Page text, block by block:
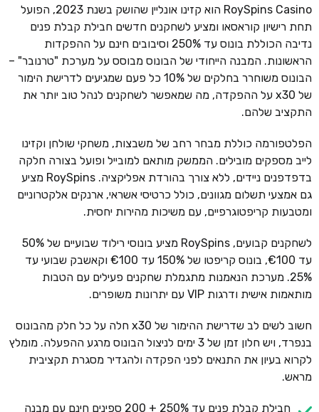
RoySpins Casino הוא קזינו אונליין שהושק בשנת 2023, הפועל
תחת רישיון קוראסאו ומציע לשחקנים חדשים חבילת קבלת פנים
נדיבה הכוללת בונוס עד 250% וסיבובים חינם על ההפקדות
הראשונות. המבנה הייחודי של הבונוס מבוסס על מערכת "טרנובר" –
הבונוס משוחרר בחלקים של 10% כל פעם שמגיעים לדרישת הימור
של x30 על ההפקדה, מה שמאפשר לשחקנים לנהל טוב יותר את
התקציב שלהם.
הפלטפורמה כוללת מבחר רחב של משבצות, משחקי שולחן וקזינו
לייב מספקים מובילים. הממשק מותאם למובייל ופועל בצורה חלקה
בדפדפנים ניידים, ללא צורך בהורדת אפליקציה. RoySpins מציע
גם אמצעי תשלום מגוונים, כולל כרטיסי אשראי, ארנקים אלקטרוניים
ומטבעות קריפטוגרפיים, עם משיכות מהירות יחסית.
לשחקנים קבועים, RoySpins מציע בונוסי רילוד שבועיים של 50%
עד €100, בונוס קריפטו של 150% עד €100 וקאשבק שבועי עד
25%. מערכת הנאמנות מתגמלת שחקנים פעילים עם הטבות
מותאמות אישית ודרגות VIP עם יתרונות משופרים.
חשוב לשים לב שדרישת ההימור של x30 חלה על כל חלק מהבונוס
בנפרד, ויש חלון זמן של 3 ימים לניצול הבונוס מרגע ההפעלה. מומלץ
לקרוא בעיון את התנאים לפני הפקדה ולהגדיר מסגרת תקציבית
מראש.
חבילת קבלת פנים עד 250% + 200 ספינים חינם עם מבנה